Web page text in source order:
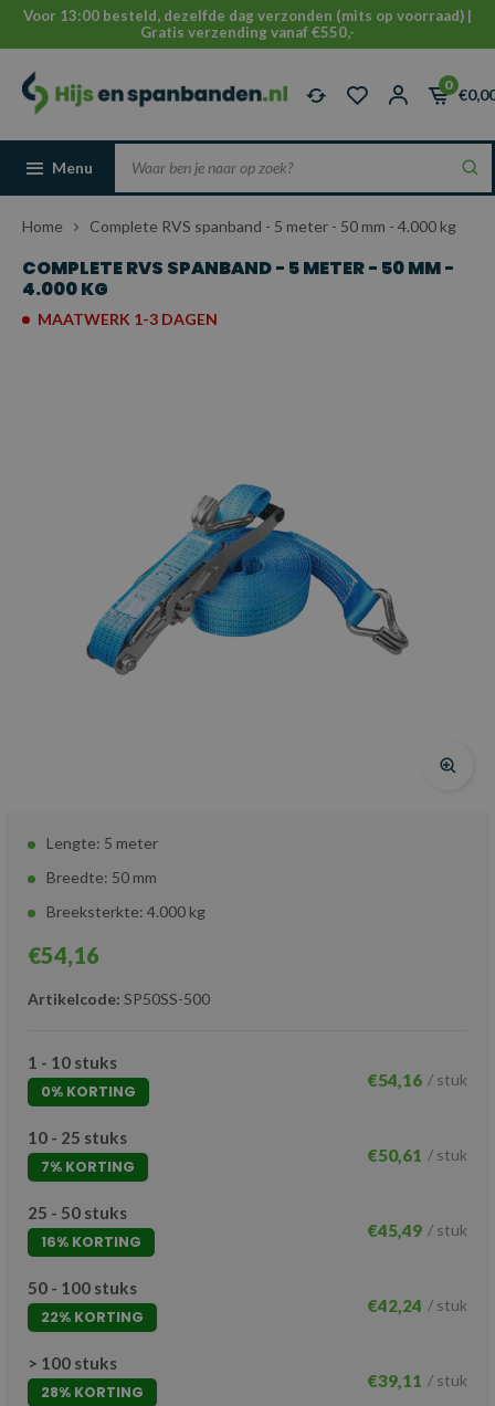
Voor 13:00 besteld, dezelfde dag verzonden (mits op voorraad) |
Gratis verzending vanaf €550,-
0
Menu
Home Complete RVS spanband - 5 meter - 50 mm - 4.000 kg
COMPLETE RVS SPANBAND - 5 METER - 50 MM -
4.000 KG
MAATWERK 1-3 DAGEN
Lengte: 5 meter
Breedte: 50 mm
Breeksterkte: 4.000 kg
€54,16
Artikelcode: SP50SS-500
1 - 10 stuks
0% KORTING
€54,16 / stuk
10 - 25 stuks
7% KORTING
€50,61 / stuk
25 - 50 stuks
16% KORTING
€45,49 / stuk
50 - 100 stuks
22% KORTING
€42,24 / stuk
> 100 stuks
28% KORTING
€39,11 / stuk